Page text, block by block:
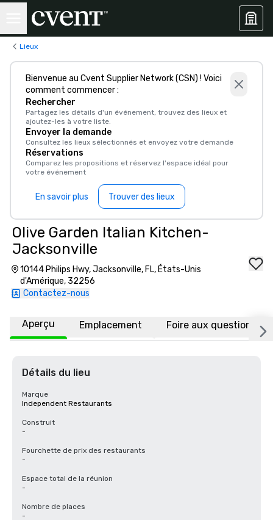
Lieux
Bienvenue au Cvent Supplier Network (CSN) ! Voici
comment commencer :
Rechercher
Partagez les détails d'un événement, trouvez des lieux et
ajoutez-les à votre liste.
Envoyer la demande
Consultez les lieux sélectionnés et envoyez votre demande
Réservations
Comparez les propositions et réservez l'espace idéal pour
votre événement
En savoir plus Trouver des lieux
Olive Garden Italian Kitchen-
Jacksonville
10144 Philips Hwy, Jacksonville, FL, États-Unis
d'Amérique, 32256
Contactez-nous
Aperçu Emplacement Foire aux questions
Détails du lieu
Marque
Independent Restaurants
Construit
-
Fourchette de prix des restaurants
-
Espace total de la réunion
-
Nombre de places
-